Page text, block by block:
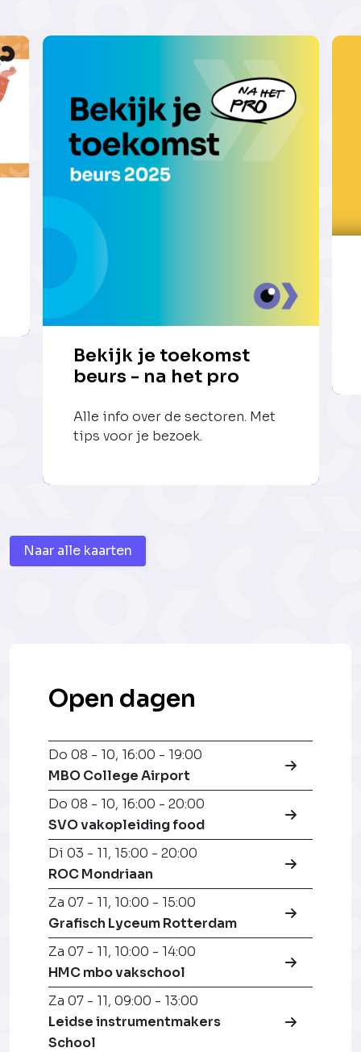
Bekijk je toekomst
beurs - na het pro
Alle info over de sectoren. Met
tips voor je bezoek.
Naar alle kaarten
Open dagen
Do 08 - 10, 16:00 - 19:00
MBO College Airport
Do 08 - 10, 16:00 - 20:00
SVO vakopleiding food
Di 03 - 11, 15:00 - 20:00
ROC Mondriaan
Za 07 - 11, 10:00 - 15:00
Grafisch Lyceum Rotterdam
Za 07 - 11, 10:00 - 14:00
HMC mbo vakschool
Za 07 - 11, 09:00 - 13:00
Leidse instrumentmakers
School